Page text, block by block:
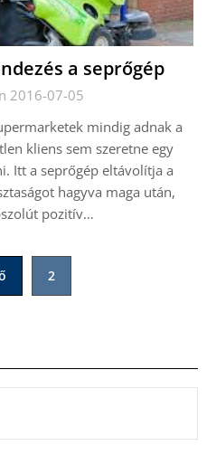
a seprőgép
2016-07-05
mindig adnak a
kliens sem szeretne egy
Itt a seprőgép eltávolítja a
hagyva maga után,
pozitív…
2